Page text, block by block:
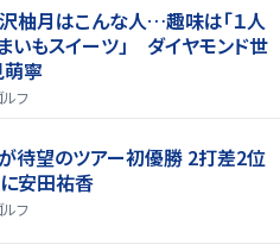
沢柚月はこんな人…趣味は「１人
まいもスイーツ」 ダイヤモンド世
寧
ルフ
待望のツアー初優勝 2打差2位
安田祐香
ルフ